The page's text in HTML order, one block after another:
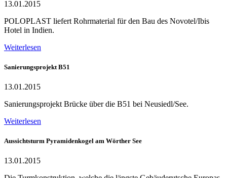
13.01.2015
POLOPLAST liefert Rohrmaterial für den Bau des Novotel/Ibis
Hotel in Indien.
Weiterlesen
Sanierungsprojekt B51
13.01.2015
Sanierungsprojekt Brücke über die B51 bei Neusiedl/See.
Weiterlesen
Aussichtsturm Pyramidenkogel am Wörther See
13.01.2015